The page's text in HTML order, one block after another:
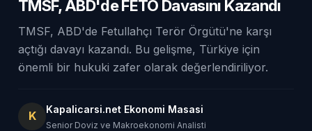
TMSF, ABD'de FETÖ Davasını Kazandı
TMSF, ABD'de Fetullahçı Terör Örgütü'ne karşı
açtığı davayı kazandı. Bu gelişme, Türkiye için
önemli bir hukuki zafer olarak değerlendiriliyor.
K Kapalicarsi.net Ekonomi Masasi
Senior Doviz ve Makroekonomi Analisti